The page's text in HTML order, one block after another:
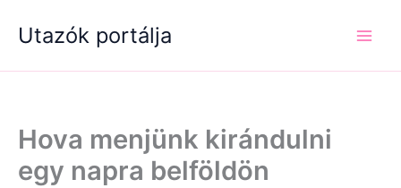
Utazók portálja
Hova menjünk kirándulni
egy napra belföldön